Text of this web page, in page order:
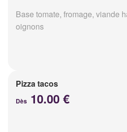
Base tomate, fromage, viande
oignons
Pizza tacos
Dès 10.00 €